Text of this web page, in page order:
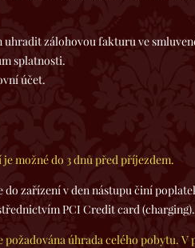
fakturu ve smluvené
splatnosti.
účet.
možné do 3 dnů před příjezdem.
zařízení v den nástupu činí
PCI Credit card (charging).
úhrada celého pobytu.